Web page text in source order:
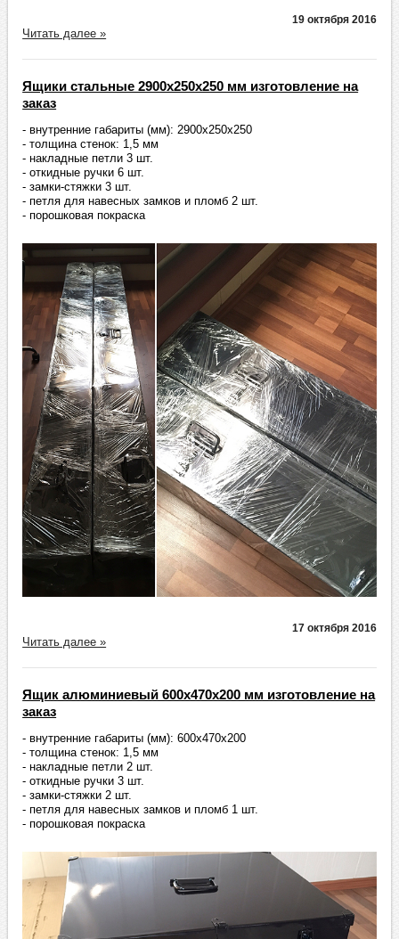
19 октября 2016
Читать далее »
Ящики стальные 2900х250х250 мм изготовление на
заказ
- внутренние габариты (мм): 2900х250х250
- толщина стенок: 1,5 мм
- накладные петли 3 шт.
- откидные ручки 6 шт.
- замки-стяжки 3 шт.
- петля для навесных замков и пломб 2 шт.
- порошковая покраска
17 октября 2016
Читать далее »
Ящик алюминиевый 600х470х200 мм изготовление на
заказ
- внутренние габариты (мм): 600х470х200
- толщина стенок: 1,5 мм
- накладные петли 2 шт.
- откидные ручки 3 шт.
- замки-стяжки 2 шт.
- петля для навесных замков и пломб 1 шт.
- порошковая покраска